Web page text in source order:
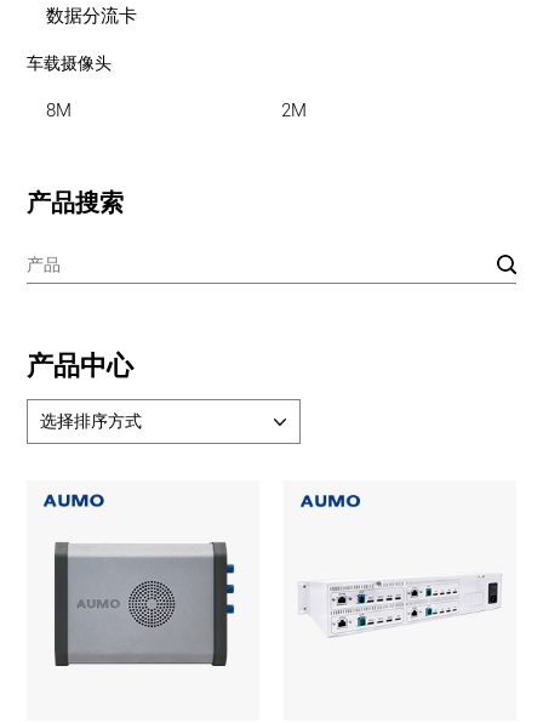
数据分流卡
车载摄像头
8M 2M
产品搜索
产品中心